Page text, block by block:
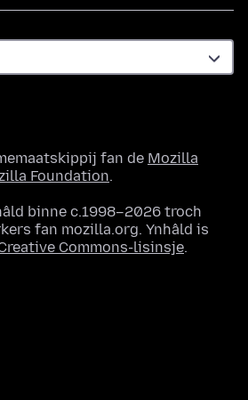
fan de Mozilla
Foundation.
binne c.1998–2026 troch
fan mozilla.org. Ynhâld is
Commons-lisinsje.